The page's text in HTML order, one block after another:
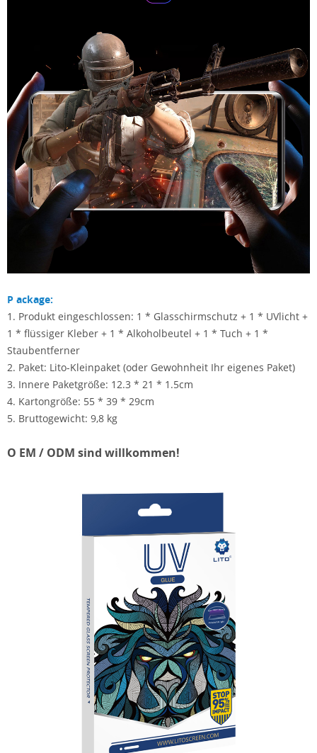
P ackage:
1. Produkt eingeschlossen: 1 * Glasschirmschutz + 1 * UVlicht +
1 * flüssiger Kleber + 1 * Alkoholbeutel + 1 * Tuch + 1 *
Staubentferner
2. Paket: Lito-Kleinpaket (oder Gewohnheit Ihr eigenes Paket)
3. Innere Paketgröße: 12.3 * 21 * 1.5cm
4. Kartongröße: 55 * 39 * 29cm
5. Bruttogewicht: 9,8 kg
O EM / ODM sind willkommen!